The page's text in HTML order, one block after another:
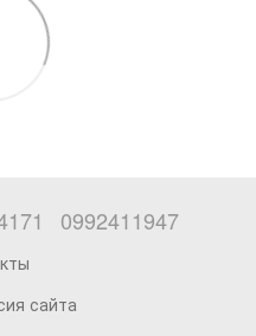
0992411947
сайта